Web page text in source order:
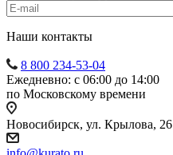
Наши контакты
8 800 234-53-04
Ежедневно: с 06:00 до 14:00
по Московскому времени
Новосибирск, ул. Крылова, 26